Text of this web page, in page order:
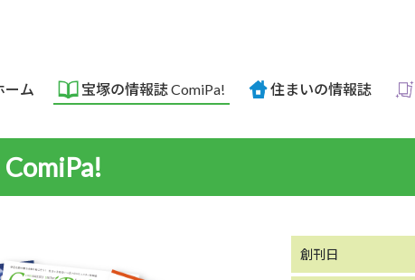
ーム 宝塚の情報誌 ComiPa! 住まいの情報誌
創刊日